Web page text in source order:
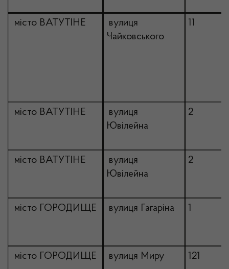
місто ВАТУТІНЕ
вулиця
Чайковського
11
місто ВАТУТІНЕ
вулиця
Ювілейна
2
місто ВАТУТІНЕ
вулиця
Ювілейна
2
місто ГОРОДИЩЕ вулиця Гагаріна 1
місто ГОРОДИЩЕ вулиця Миру 121